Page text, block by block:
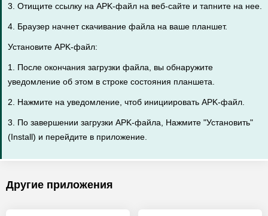
3. Отищите ссылку на APK-файл на веб-сайте и тапните на нее.
4. Браузер начнет скачивание файла на ваше планшет.
Установите APK-файл:
1. После окончания загрузки файла, вы обнаружите
уведомление об этом в строке состояния планшета.
2. Нажмите на уведомление, чтоб инициировать APK-файл.
3. По завершении загрузки APK-файла, Нажмите "Установить"
(Install) и перейдите в приложение.
Другие приложения